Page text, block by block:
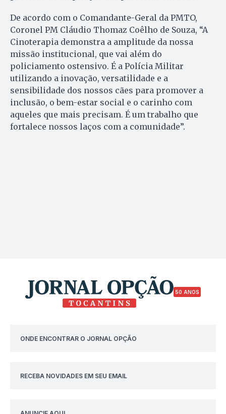
De acordo com o Comandante-Geral da PMTO,
Coronel PM Cláudio Thomaz Coêlho de Souza, “A
Cinoterapia demonstra a amplitude da nossa
missão institucional, que vai além do
policiamento ostensivo. É a Polícia Militar
utilizando a inovação, versatilidade e a
sensibilidade dos nossos cães para promover a
inclusão, o bem-estar social e o carinho com
aqueles que mais precisam. É um trabalho que
fortalece nossos laços com a comunidade”.
50 ANOS
ONDE ENCONTRAR O JORNAL OPÇÃO
RECEBA NOVIDADES EM SEU EMAIL